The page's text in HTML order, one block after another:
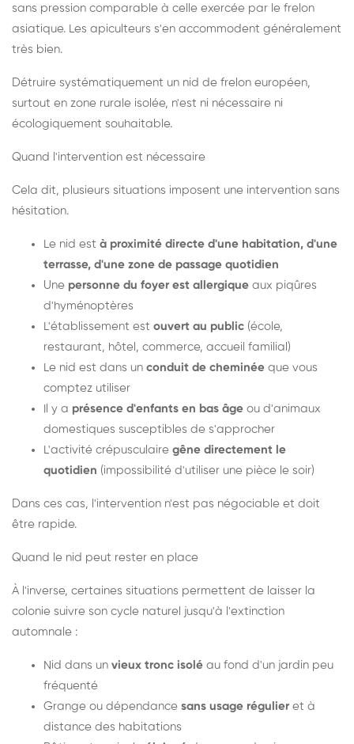
sans pression comparable à celle exercée par le frelon
asiatique. Les apiculteurs s'en accommodent généralement
très bien.
Détruire systématiquement un nid de frelon européen,
surtout en zone rurale isolée, n'est ni nécessaire ni
écologiquement souhaitable.
Quand l'intervention est nécessaire
Cela dit, plusieurs situations imposent une intervention sans
hésitation.
Le nid est à proximité directe d'une habitation, d'une
terrasse, d'une zone de passage quotidien
Une personne du foyer est allergique aux piqûres
d'hyménoptères
L'établissement est ouvert au public (école,
restaurant, hôtel, commerce, accueil familial)
Le nid est dans un conduit de cheminée que vous
comptez utiliser
Il y a présence d'enfants en bas âge ou d'animaux
domestiques susceptibles de s'approcher
L'activité crépusculaire gêne directement le
quotidien (impossibilité d'utiliser une pièce le soir)
Dans ces cas, l'intervention n'est pas négociable et doit
être rapide.
Quand le nid peut rester en place
À l'inverse, certaines situations permettent de laisser la
colonie suivre son cycle naturel jusqu'à l'extinction
automnale :
Nid dans un vieux tronc isolé au fond d'un jardin peu
fréquenté
Grange ou dépendance sans usage régulier et à
distance des habitations